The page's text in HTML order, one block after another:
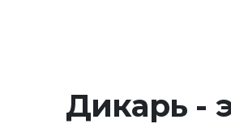
Дикарь -